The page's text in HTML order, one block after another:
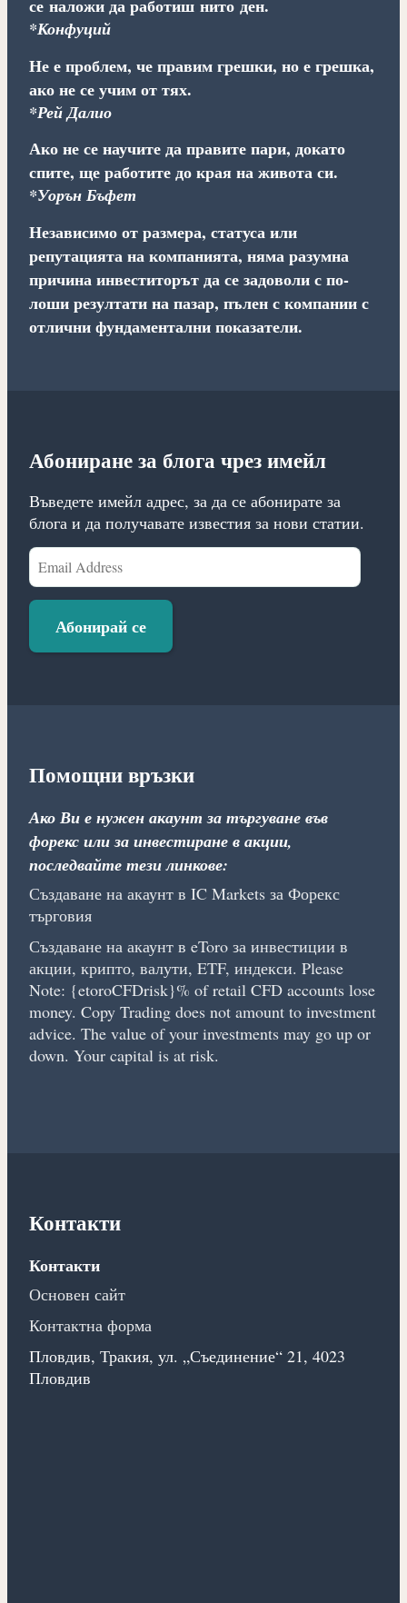
се наложи да работиш нито ден.
*Конфуций
Не е проблем, че правим грешки, но е грешка,
ако не се учим от тях.
*Рей Далио
Ако не се научите да правите пари, докато
спите, ще работите до края на живота си.
*Уорън Бъфет
Независимо от размера, статуса или
репутацията на компанията, няма разумна
причина инвеститорът да се задоволи с по-
лоши резултати на пазар, пълен с компании с
отлични фундаментални показатели.
Абониране за блога чрез имейл
Въведете имейл адрес, за да се абонирате за
блога и да получавате известия за нови статии.
Email
Address
Абонирай се
Помощни връзки
Ако Ви е нужен акаунт за търгуване във
форекс или за инвестиране в акции,
последвайте тези линкове:
Създаване на акаунт в IC Markets за Форекс
търговия
Създаване на акаунт в eToro за инвестиции в
акции, крипто, валути, ETF, индекси. Please
Note: {etoroCFDrisk}% of retail CFD accounts lose
money. Copy Trading does not amount to investment
advice. The value of your investments may go up or
down. Your capital is at risk.
Контакти
Контакти
Основен сайт
Контактна форма
Пловдив, Тракия, ул. „Съединение“ 21, 4023
Пловдив